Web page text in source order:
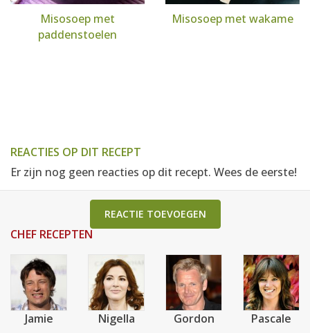
Misosoep met
paddenstoelen
Misosoep met wakame
REACTIES OP DIT RECEPT
Er zijn nog geen reacties op dit recept. Wees de eerste!
REACTIE TOEVOEGEN
CHEF RECEPTEN
Jamie Nigella Gordon Pascale